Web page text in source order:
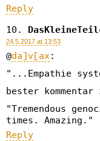
Reply
24.5.2017 at 13:53
@da]v[ax:
"...Empathie
bester kommentar
"Tremendous
times. Amazing."
Reply